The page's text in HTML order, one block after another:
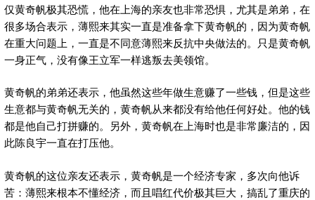
仅黄奇帆极其恐慌，他在上海的亲友也非常恐惧，尤其是弟弟，在
很多场合表示，薄熙来其实一直是准备拿下黄奇帆的，因为黄奇帆
在重大问题上，一直是不同意薄熙来反抗中央做法的。只是黄奇帆
一身正气，没有像王立军一样逃叛去美领馆。
黄奇帆的弟弟还表示，他虽然这些年做生意赚了一些钱，但是这些
生意都与黄奇帆无关的，黄奇帆从来都没有给他任何好处。他的钱
都是他自己打拼赚的。另外，黄奇帆在上海时也是非常廉洁的，因
此陈良宇一直在打压他。
黄奇帆的这位亲友还表示，黄奇帆是一个经济专家，多次向他诉
苦：薄熙来根本不懂经济，而且唱红代价极其巨大，搞乱了重庆的